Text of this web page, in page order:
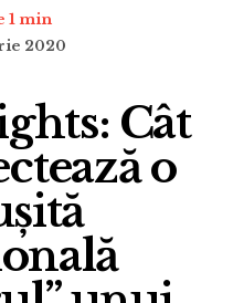
1 min
2020
Cât
o